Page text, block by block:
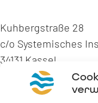
Kuhbergstraße 28
c/o Systemisches
34131 Kassel
GOOGLE MAPS